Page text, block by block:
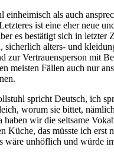
einheimisch als auch
ist eine eher neue
es bestätigt sich in letzter
sicherlich alters- und
zur Vertrauensperson mit
meisten Fällen auch nur
spricht Deutsch, ich
worum sie bittet,
haben wir die seltsame
Küche, das müsste ich erst
wäre unhöflich und würde